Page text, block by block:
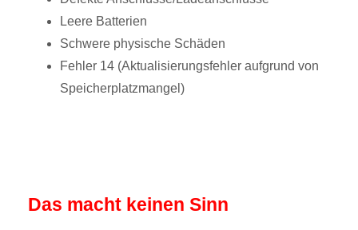
Leere Batterien
Schwere physische Schäden
Fehler 14 (Aktualisierungsfehler aufgrund von
Speicherplatzmangel)
Das macht keinen Sinn